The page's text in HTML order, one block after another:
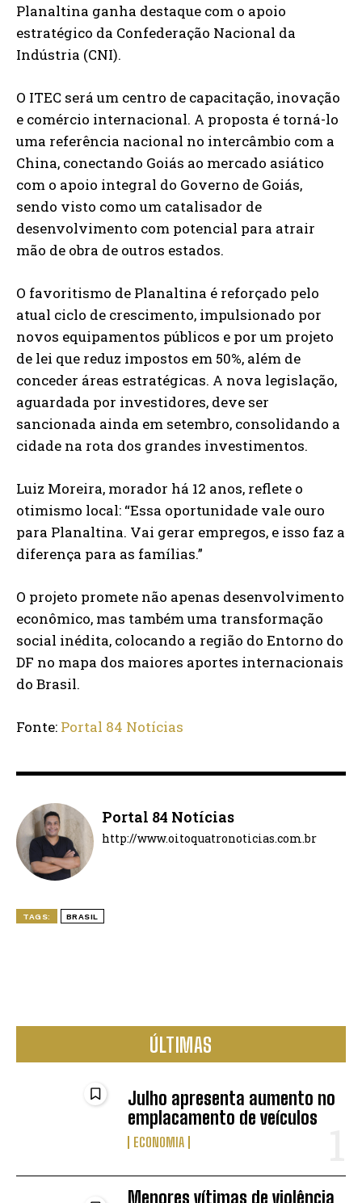
Planaltina ganha destaque com o apoio
estratégico da Confederação Nacional da
Indústria (CNI).
O ITEC será um centro de capacitação, inovação
e comércio internacional. A proposta é torná-lo
uma referência nacional no intercâmbio com a
China, conectando Goiás ao mercado asiático
com o apoio integral do Governo de Goiás,
sendo visto como um catalisador de
desenvolvimento com potencial para atrair
mão de obra de outros estados.
O favoritismo de Planaltina é reforçado pelo
atual ciclo de crescimento, impulsionado por
novos equipamentos públicos e por um projeto
de lei que reduz impostos em 50%, além de
conceder áreas estratégicas. A nova legislação,
aguardada por investidores, deve ser
sancionada ainda em setembro, consolidando a
cidade na rota dos grandes investimentos.
Luiz Moreira, morador há 12 anos, reflete o
otimismo local: “Essa oportunidade vale ouro
para Planaltina. Vai gerar empregos, e isso faz a
diferença para as famílias.”
O projeto promete não apenas desenvolvimento
econômico, mas também uma transformação
social inédita, colocando a região do Entorno do
DF no mapa dos maiores aportes internacionais
do Brasil.
Fonte: Portal 84 Notícias
Portal 84 Notícias
http://www.oitoquatronoticias.com.br
TAGS: BRASIL
ÚLTIMAS
Julho apresenta aumento no
emplacamento de veículos
ECONOMIA
Menores vítimas de violência